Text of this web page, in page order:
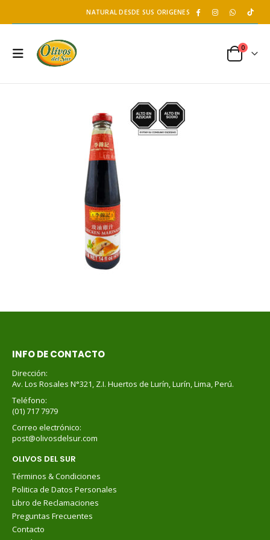
NATURAL DESDE SUS ORIGENES
0
INFO DE CONTACTO
Dirección:
Av. Los Rosales N°321, Z.I. Huertos de Lurín, Lurín, Lima, Perú.
Teléfono:
(01) 717 7979
Correo electrónico:
post@olivosdelsur.com
OLIVOS DEL SUR
Términos & Condiciones
Politica de Datos Personales
Libro de Reclamaciones
Preguntas Frecuentes
Contacto